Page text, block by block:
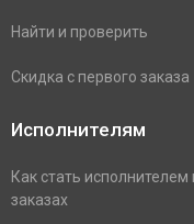
Найти и проверить
Скидка с первого заказа
Исполнителям
Как стать
заказах